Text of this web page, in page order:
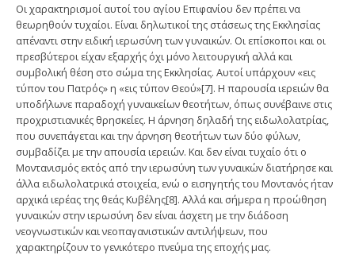
Οι χαρακτηρισμοί αυτοί του αγίου Επιφανίου δεν πρέπει να
θεωρηθούν τυχαίοι. Είναι δηλωτικοί της στάσεως της Εκκλησίας
απέναντι στην ειδική ιερωσύνη των γυναικών. Οι επίσκοποι και οι
πρεσβύτεροι είχαν εξαρχής όχι μόνο λειτουργική αλλά και
συμβολική θέση στο σώμα της Εκκλησίας. Αυτοί υπάρχουν «εις
τύπον του Πατρός» η «εις τύπον Θεού»[7]. Η παρουσία ιερειών θα
υποδήλωνε παραδοχή γυναικείων θεοτήτων, όπως συνέβαινε στις
προχριστιανικές θρησκείες. Η άρνηση δηλαδή της ειδωλολατρίας,
που συνεπάγεται και την άρνηση θεοτήτων των δύο φύλων,
συμβαδίζει με την απουσία ιερειών. Και δεν είναι τυχαίο ότι ο
Μοντανισμός εκτός από την ιερωσύνη των γυναικών διατήρησε και
άλλα ειδωλολατρικά στοιχεία, ενώ ο εισηγητής του Μοντανός ήταν
αρχικά ιερέας της θεάς Κυβέλης[8]. Αλλά και σήμερα η προώθηση
γυναικών στην ιερωσύνη δεν είναι άσχετη με την διάδοση
νεογνωστικών και νεοπαγανιστικών αντιλήψεων, που
χαρακτηρίζουν το γενικότερο πνεύμα της εποχής μας.